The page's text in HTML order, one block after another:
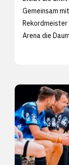
Gemeinsam
Rekordmeister
Arena die